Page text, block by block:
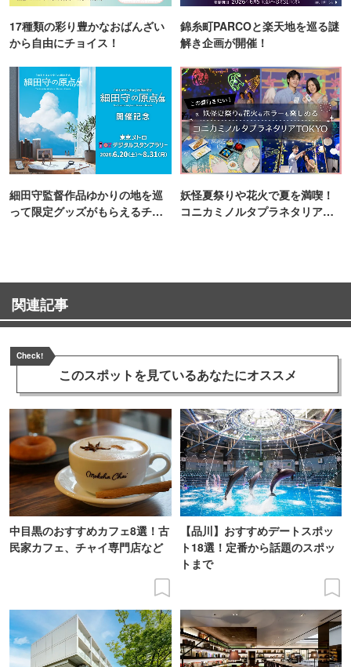
17種類の彩り豊かなおばんざい
から自由にチョイス！
錦糸町PARCOと楽天地を巡る謎
解き企画が開催！
細田守監督作品ゆかりの地を巡
って限定グッズがもらえるチャ
妖怪夏祭りや花火で夏を満喫！
コニカミノルタプラネタリア
関連記事
Check!
このスポットを見ているあなたにオススメ
中目黒のおすすめカフェ8選！古
民家カフェ、チャイ専門店など
【品川】おすすめデートスポッ
ト18選！定番から話題のスポッ
トまで